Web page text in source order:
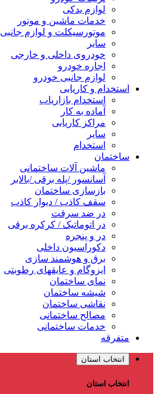
لوازم یدکی
خدمات ماشین و موتور
موتورسیکلت و لوازم جانبی
سایر
خودروی داخلی و خارجی
اجاره خودرو
لوازم جانبی خودرو
استخدام و کاریابی
استخدام بازاریاب
آماده به کار
مراکز کاریابی
سایر
استخدام
ساختمان
ماشین آلات ساختمانی
آسانسور /پله برقی /بالابر
بازسازی ساختمان
سقف کاذب / دیوار کاذب
در ضد سرقت
در اتوماتیک / کرکره برقی
در و پنجره
دکوراسیون داخلی
برق و هوشمند سازی
ایزوگام و عایقهای رطوبتی
نمای ساختمان
شیشه ساختمان
نقاشی ساختمان
مصالح ساختمانی
خدمات ساختمانی
متفرقه
انتخاب استان
انتخاب استان